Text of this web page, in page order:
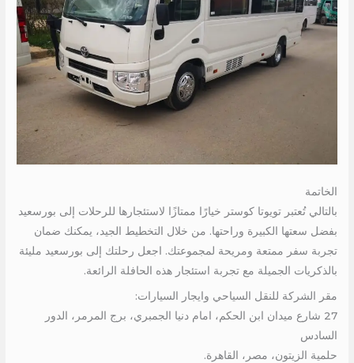
الخاتمة
بالتالي تُعتبر تويوتا كوستر خيارًا ممتازًا لاستئجارها للرحلات إلى بورسعيد
بفضل سعتها الكبيرة وراحتها. من خلال التخطيط الجيد، يمكنك ضمان
تجربة سفر ممتعة ومريحة لمجموعتك. اجعل رحلتك إلى بورسعيد مليئة
بالذكريات الجميلة مع تجربة استئجار هذه الحافلة الرائعة.
مقر الشركة للنقل السياحي وايجار السيارات:
27 شارع ميدان ابن الحكم، امام دنيا الجمبري، برج المرمر، الدور
السادس
حلمية الزيتون، مصر، القاهرة.